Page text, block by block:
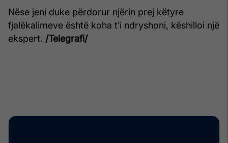
Nëse jeni duke përdorur njërin prej këtyre
fjalëkalimeve është koha t’i ndryshoni, këshilloi një
ekspert. /Telegrafi/